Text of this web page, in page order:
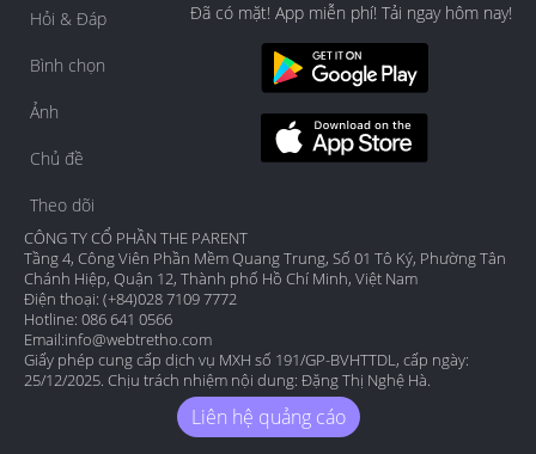
Hỏi & Đáp
Bình chọn
Ảnh
Chủ đề
Theo dõi
Đã có mặt! App miễn phí! Tải ngay hôm nay!
CÔNG TY CỔ PHẦN THE PARENT
Tầng 4, Công Viên Phần Mềm Quang Trung, Số 01 Tô Ký, Phường Tân
Chánh Hiệp, Quận 12, Thành phố Hồ Chí Minh, Việt Nam
Điện thoại: (+84)028 7109 7772
Hotline: 086 641 0566
Email:info@webtretho.com
Giấy phép cung cấp dịch vụ MXH số 191/GP-BVHTTDL, cấp ngày:
25/12/2025. Chịu trách nhiệm nội dung: Đặng Thị Nghệ Hà.
Liên hệ quảng cáo